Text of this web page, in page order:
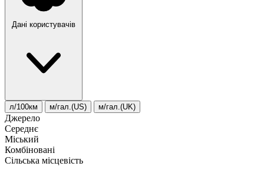
Дані користувачів
л/100км м/гал.(US) м/гал.(UK)
Джерело
Середнє
Міський
Комбіновані
Сільська місцевість